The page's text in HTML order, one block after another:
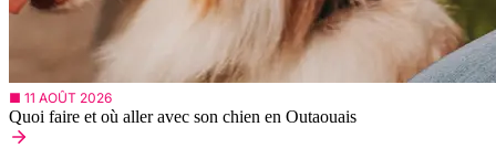
■ 11 AOÛT 2026
Quoi faire et où aller avec son chien en Outaouais